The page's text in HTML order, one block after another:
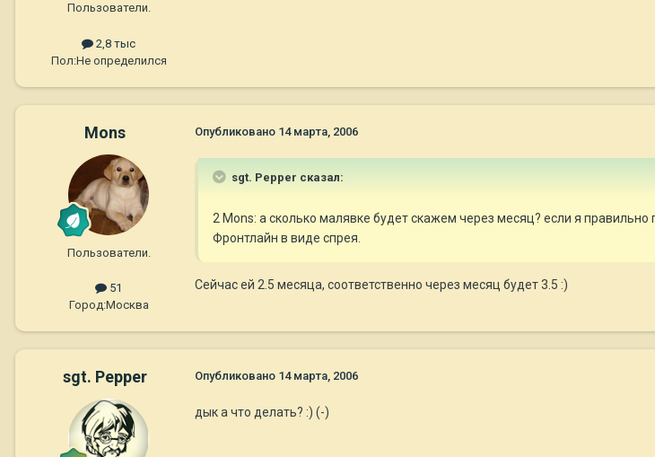
Пользователи.
2,8 тыс
Пол:Не определился
Mons
Пользователи.
51
Город:Москва
Опубликовано 14 марта, 2006
sgt. Pepper сказал:
2 Mons: а сколько малявке будет скажем через месяц? если я
Фронтлайн в виде спрея.
Сейчас ей 2.5 месяца, соответственно через месяц будет 3.5 :)
sgt. Pepper Опубликовано 14 марта, 2006
дык а что делать? :) (-)